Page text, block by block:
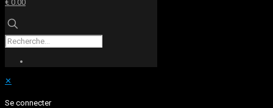
€ 0.00
✕
Se connecter